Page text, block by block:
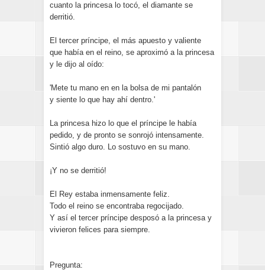
cuanto la princesa lo tocó, el diamante se
derritió.
El tercer príncipe, el más apuesto y valiente
que había en el reino, se aproximó a la princesa
y le dijo al oído:
'Mete tu mano en en la bolsa de mi pantalón
y siente lo que hay ahí dentro.'
La princesa hizo lo que el príncipe le había
pedido, y de pronto se sonrojó intensamente.
Sintió algo duro. Lo sostuvo en su mano.
¡Y no se derritió!
El Rey estaba inmensamente feliz.
Todo el reino se encontraba regocijado.
Y así el tercer príncipe desposó a la princesa y
vivieron felices para siempre.
Pregunta: